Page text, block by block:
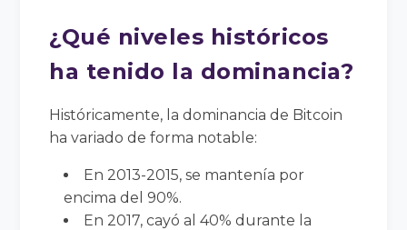
¿Qué niveles históricos
ha tenido la dominancia?
Históricamente, la dominancia de Bitcoin
ha variado de forma notable:
En 2013-2015, se mantenía por
encima del 90%.
En 2017, cayó al 40% durante la